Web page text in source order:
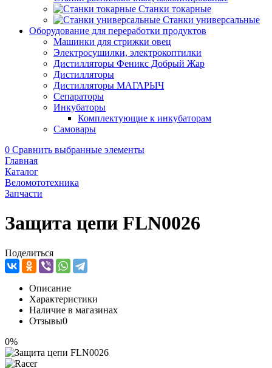
Станки токарные
Станки универсальные
Оборудование для переработки продуктов
Машинки для стрижки овец
Электросушилки, электрокоптилки
Дистилляторы Феникс Добрый Жар
Дистилляторы
Дистилляторы МАГАРЫЧ
Сепараторы
Инкубаторы
Комплектующие к инкубаторам
Самовары
0 Сравнить выбранные элементы
Главная
Каталог
Веломототехника
Запчасти
Защита цепи FLN0026
Поделиться
Описание
Характеристики
Наличие в магазинах
Отзывы0
0%